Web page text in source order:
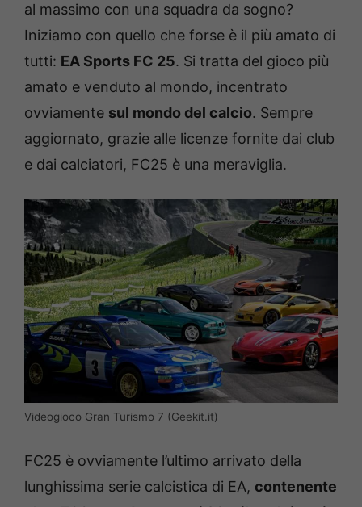
al massimo con una squadra da sogno?
Iniziamo con quello che forse è il più amato di
tutti: EA Sports FC 25. Si tratta del gioco più
amato e venduto al mondo, incentrato
ovviamente sul mondo del calcio. Sempre
aggiornato, grazie alle licenze fornite dai club
e dai calciatori, FC25 è una meraviglia.
Videogioco Gran Turismo 7 (Geekit.it)
FC25 è ovviamente l’ultimo arrivato della
lunghissima serie calcistica di EA, contenente